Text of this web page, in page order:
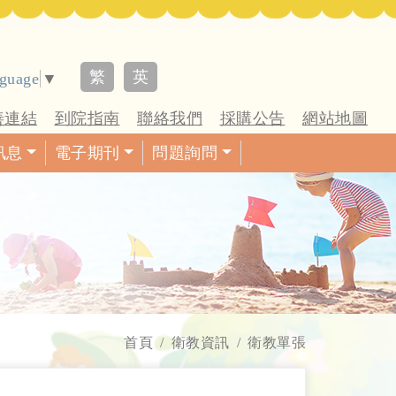
▼ 繁 英
連結 到院指南 聯絡我們 採購公告
網站地圖
息
電子期刊 問題詢問
首頁 衛教資訊 衛教單張